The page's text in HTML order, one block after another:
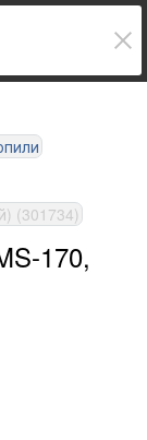
(301734)
170,